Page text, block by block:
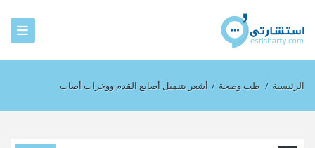
الرئيسية / طب وصحة / أشعر بتنميل أصابع القدم ووخزات أصاب